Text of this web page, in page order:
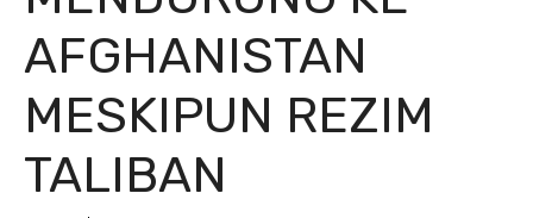
AFGHANISTAN
MESKIPUN REZIM
TALIBAN